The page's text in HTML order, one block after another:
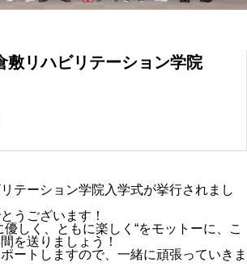
リハビリテーション学院
テーション学院入学式が挙行されまし
うございます！
しく、ともに楽しく“をモットーに、こ
を送りましょう！
ートしますので、一緒に頑張っていきま